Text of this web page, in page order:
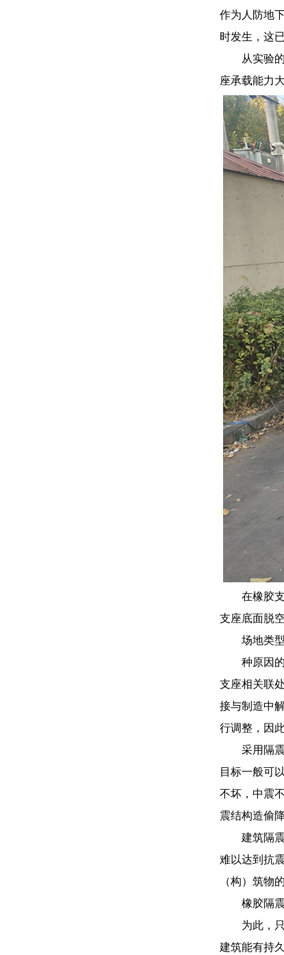
作为人防地
时发生，这
从实验
座承载能力
在橡胶
支座底面脱
场地类
种原因
支座相关联
接与制造中
行调整，因
采用隔
目标一般可
不坏，中震
震结构造偷
建筑隔
难以达到抗
（构）筑物
橡胶隔
为此，
建筑能有持